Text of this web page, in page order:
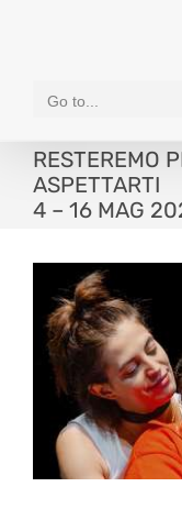
Go to...
RESTEREMO
ASPETTARTI
4 – 16 MAG